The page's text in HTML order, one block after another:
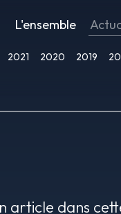
L'ensemble
2021 2020 2019
article dans